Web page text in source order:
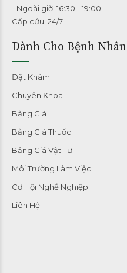
- Ngoài giờ: 16:30 - 19:00
Cấp cứu: 24/7
Dành Cho Bệnh Nhân
Đặt Khám
Chuyên Khoa
Bảng Giá
Bảng Giá Thuốc
Bảng Giá Vật Tư
Môi Trường Làm Việc
Cơ Hội Nghề Nghiệp
Liên Hệ